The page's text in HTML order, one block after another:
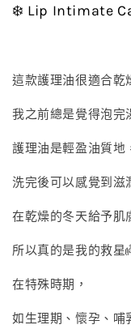
❄️ Lip Intimate
這款護理油很適合乾
我之前總是覺得泡完
護理油是輕盈油質地
洗完後可以感覺到滋
在乾燥的冬天給予肌
所以真的是我的救星
在特殊時期，
如生理期、懷孕、哺